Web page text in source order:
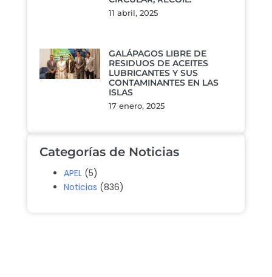
11 abril, 2025
GALÁPAGOS LIBRE DE
RESIDUOS DE ACEITES
LUBRICANTES Y SUS
CONTAMINANTES EN LAS
ISLAS
17 enero, 2025
Categorías de Noticias
APEL (5)
Noticias (836)